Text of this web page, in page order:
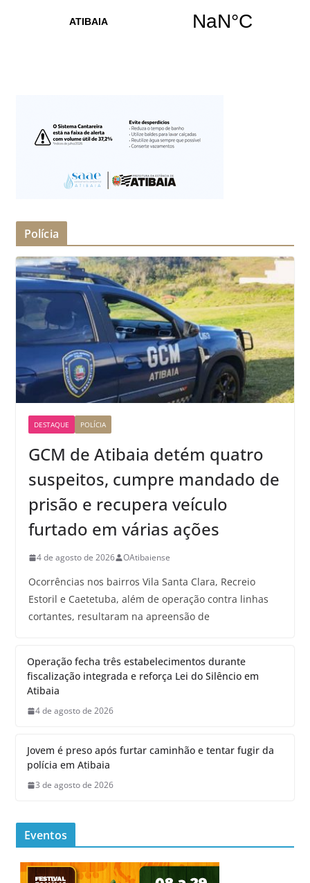
Polícia
DESTAQUE POLÍCIA
GCM de Atibaia detém quatro
suspeitos, cumpre mandado de
prisão e recupera veículo
furtado em várias ações
4 de agosto de 2026 OAtibaiense
Ocorrências nos bairros Vila Santa Clara, Recreio
Estoril e Caetetuba, além de operação contra linhas
cortantes, resultaram na apreensão de
Operação fecha três estabelecimentos durante
fiscalização integrada e reforça Lei do Silêncio em
Atibaia
4 de agosto de 2026
Jovem é preso após furtar caminhão e tentar fugir da
polícia em Atibaia
3 de agosto de 2026
Eventos